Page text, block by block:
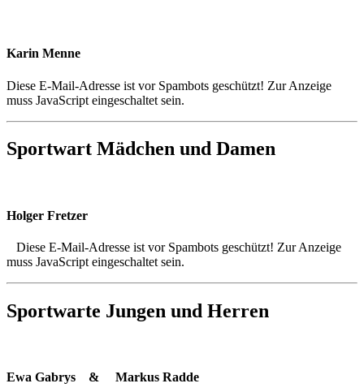
Karin Menne
Diese E-Mail-Adresse ist vor Spambots geschützt! Zur Anzeige
muss JavaScript eingeschaltet sein.
Sportwart Mädchen und Damen
Holger Fretzer
Diese E-Mail-Adresse ist vor Spambots geschützt! Zur Anzeige
muss JavaScript eingeschaltet sein.
Sportwarte Jungen und Herren
Ewa Gabrys & Markus Radde